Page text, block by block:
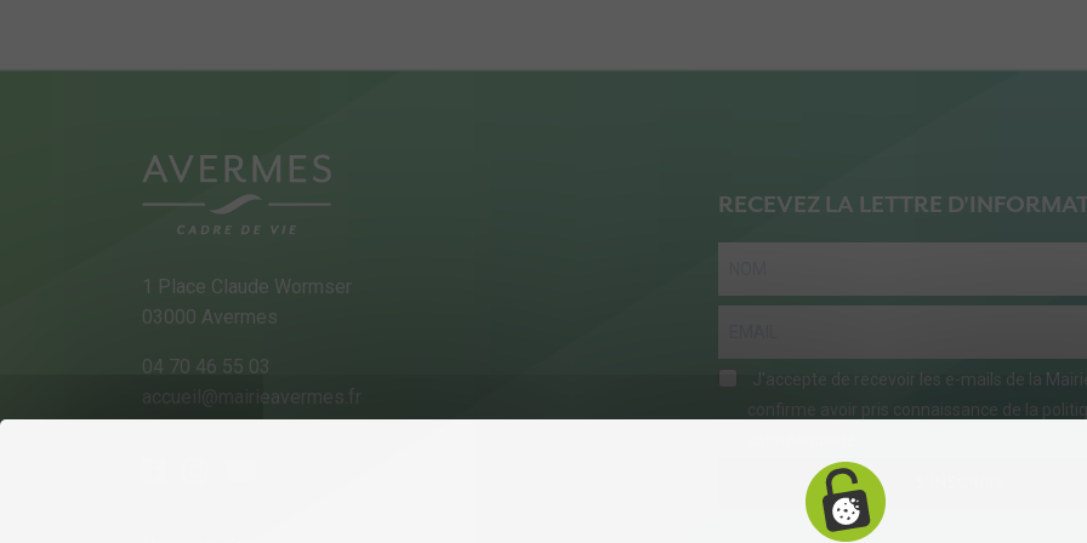
1 Place Claude Wormser
03000 Avermes
04 70 46 55 03
accueil@mairieavermes.fr
RECEVEZ LA LETTRE
J'accepte de recevoir les e-mails de la
confirme avoir pris connaissance de la